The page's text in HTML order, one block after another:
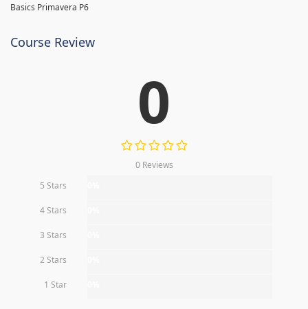
Basics Primavera P6
Course Review
0
0 Reviews
5 Stars
4 Stars
3 Stars
2 Stars
1 Star